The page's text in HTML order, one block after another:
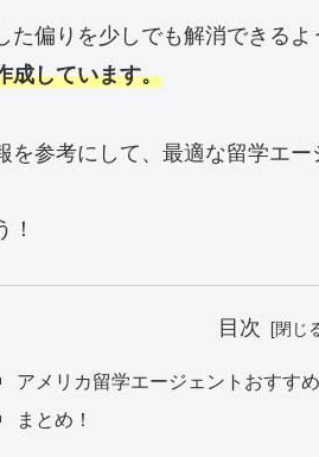
た偏りを少しでも解消できるよ
成しています。
参考にして、最適な留学エー
目次
アメリカ留学エージェントおすす
まとめ！